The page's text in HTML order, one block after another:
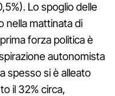
Lo spoglio delle
nella mattinata di
forza politica è
autonomista
spesso si è alleato
il 32% circa,